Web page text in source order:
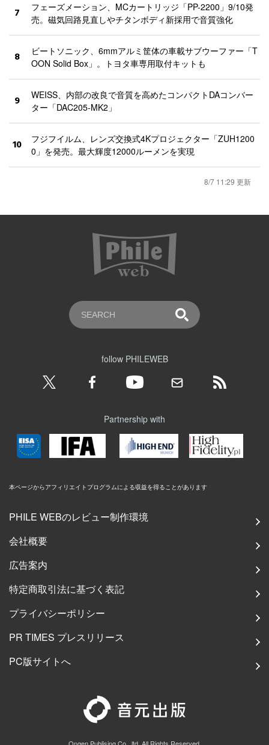
7
フェーズメーション、MCカートリッジ「PP-2200」9/10発
売。磁気回路見直しやチタンボディ新採用で音質強化
8
ビートソニック、6mmアルミ筐体の車載サブウーファー「T
OON Solid Box」。トヨタ車専用取付キットも
9
WEISS、内部の改良で音質を高めたコンパクトDAコンバー
ター「DAC205-MK2」
10
フジフイルム、レンズ交換式4Kプロジェクター「ZUH1200
0」を発売。最大輝度12000ルーメンを実現
8/7 11:29 更新
follow PHILEWEB
Partnership with
本ページからアフィリエイトプログラムによる収益を得ることがあります
PHILE WEBのレビュー制作環境
会社概要
広告案内
特定商取引法に基づく表記
プライバシーポリシー
PR TIMES プレスリリース
PC版サイトへ
Ongen Publising Co., ltd. All Rights Reserved.